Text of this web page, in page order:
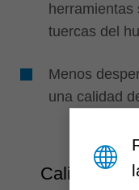
tuercas del
Menos
una calidad
Calidad